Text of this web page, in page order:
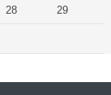
28 29